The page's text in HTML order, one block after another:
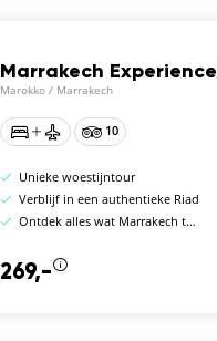
Marrakech Experience
Marokko / Marrakech
10
Unieke woestijntour
Verblijf in een authentieke Riad
Ontdek alles wat Marrakech te bieden heeft
269,-